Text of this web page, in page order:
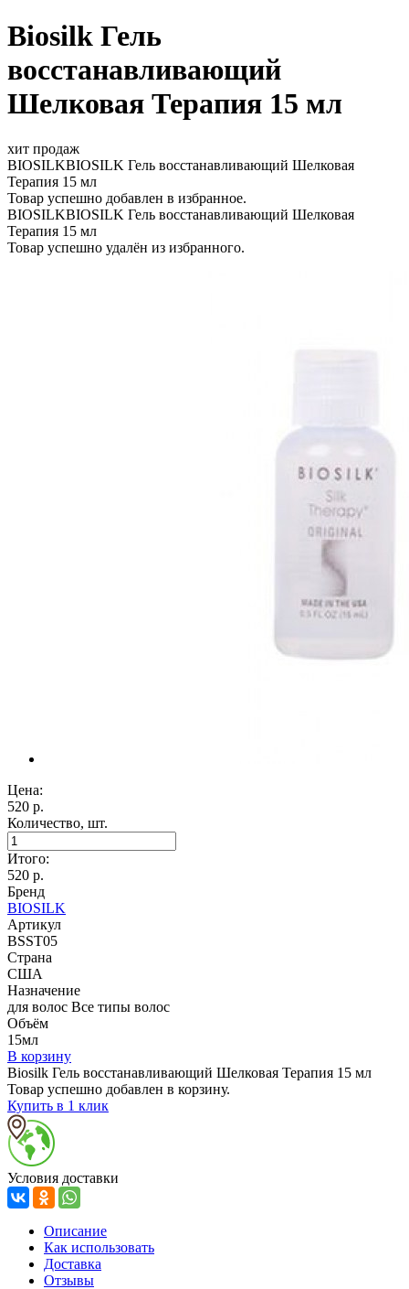
Biosilk Гель
восстанавливающий
Шелковая Терапия 15 мл
хит продаж
BIOSILKBIOSILK Гель восстанавливающий Шелковая
Терапия 15 мл
Товар успешно добавлен в избранное.
BIOSILKBIOSILK Гель восстанавливающий Шелковая
Терапия 15 мл
Товар успешно удалён из избранного.
Цена:
520 р.
Количество, шт.
Итого:
520 р.
Бренд
BIOSILK
Артикул
BSST05
Страна
США
Назначение
для волос Все типы волос
Объём
15мл
В корзину
Biosilk Гель восстанавливающий Шелковая Терапия 15 мл
Товар успешно добавлен в корзину.
Купить в 1 клик
Условия доставки
Описание
Как использовать
Доставка
Отзывы